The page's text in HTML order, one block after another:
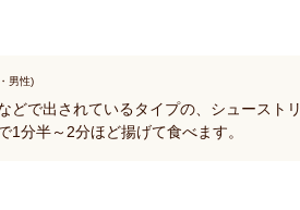
男性)
どで出されているタイプの、シュースト
1分半～2分ほど揚げて食べます。